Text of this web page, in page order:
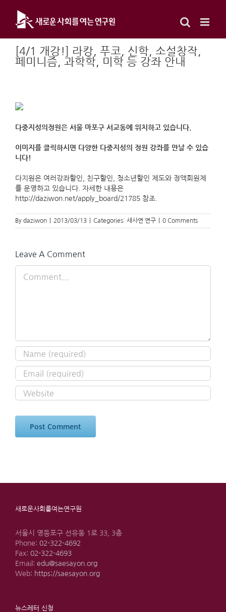
content
[4/1 개강!] 라캉, 푸코, 신학, 소설창작,
페미니즘, 과학학, 미학 등 강좌 안내
다중지성의정원은 서울 마포구 서교동에 위치하고 있습니다.
이미지를 클릭하시면 다양한 다중지성의 정원 강좌를 만날 수 있습
니다!
다지원은 여러강좌할인, 친구할인, 청소년할인 제도와 정액회원제
를 운영하고 있습니다. 자세한 내용은
http://daziwon.net/apply_board/21785 참조.
By daziwon 2013/03/13 Categories: 새사연 연구 0 Comments
Leave A Comment
새로운사회를여는연구원
서울시 영등포구 선유동 1로 33, 3층
Phone: 02-322-4692
Fax: 02-322-4693
Email: edu@saesayon.org
Web: https://saesayon.org
뉴스레터 신청